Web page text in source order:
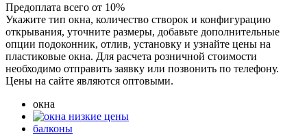
Предоплата всего от 10%
Укажите тип окна, количество створок и конфигурацию
открывания, уточните размеры, добавьте дополнительные
опции подоконник, отлив, установку и узнайте цены на
пластиковые окна. Для расчета розничной стоимости
необходимо отправить заявку или позвонить по телефону.
Цены на сайте являются оптовыми.
окна
балконы